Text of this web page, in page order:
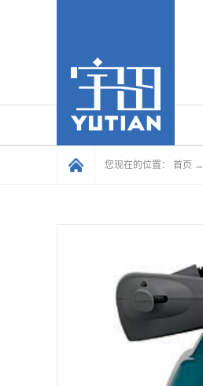
您现在的位置： 首页 →